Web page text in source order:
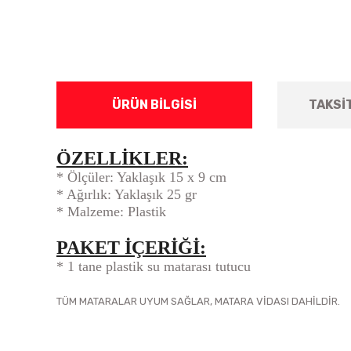
ÜRÜN BILGISI
ÖZELLİKLER:
* Ölçüler: Yaklaşık 15 x 9 cm
* Ağırlık: Yaklaşık 25 gr
* Malzeme: Plastik
PAKET İÇERİĞİ:
* 1 tane plastik su matarası tutucu
TÜM MATARALAR UYUM SAĞLAR, MATARA VİDASI DAHİLDİR.